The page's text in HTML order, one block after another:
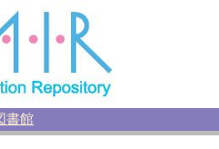
書館